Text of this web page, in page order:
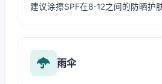
建议涂擦SPF在8-12之间的防晒护肤
雨伞